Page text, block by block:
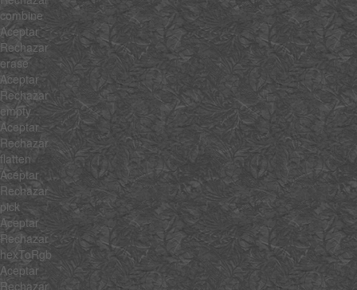
combine
Aceptar
Rechazar
erase
Aceptar
Rechazar
empty
Aceptar
Rechazar
flatten
Aceptar
Rechazar
pick
Aceptar
Rechazar
hexToRgb
Aceptar
Rechazar